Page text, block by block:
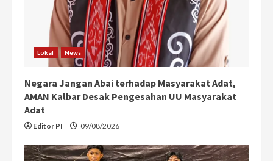
n
g
Lokal News
Negara Jangan Abai terhadap Masyarakat Adat,
AMAN Kalbar Desak Pengesahan UU Masyarakat
Adat
Editor PI 09/08/2026